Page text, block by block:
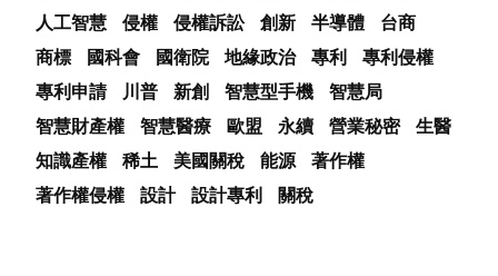
人工智慧
侵權 侵權訴訟 創新 半導體
台商
商標
國科會 國衛院 地緣政治 專利
專利侵權
專利申請
川普 新創 智慧型手機
智慧局
智慧財產權
智慧醫療 歐盟 永續 營業秘密
生醫
知識產權
稀土 美國關稅 能源
著作權
著作權侵權
設計 設計專利 關稅